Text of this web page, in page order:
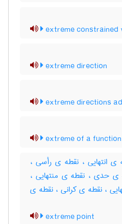
extreme constrained
extreme direction
extreme directions
extreme of a function
انتهایی ، نقطه ی رأسی ،
حدی ، نقطه ی منتهایی ،
، نقطه ی کرانی ، نقطه ی
extreme point